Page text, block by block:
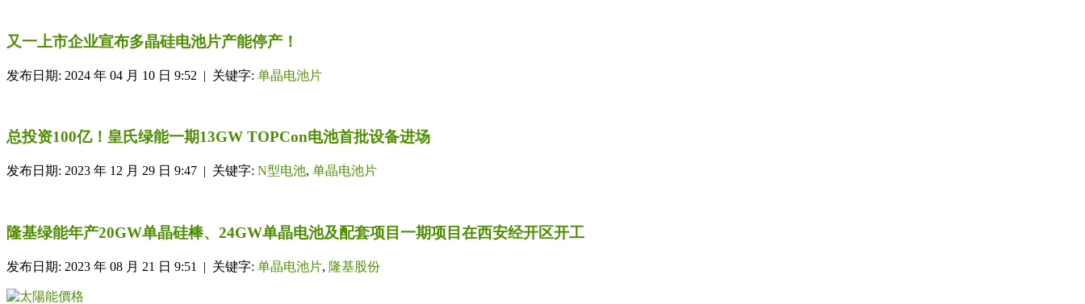
又一上市企业宣布多晶硅电池片产能停产！
发布日期: 2024 年 04 月 10 日 9:52 | 关键字: 单晶电池片
总投资100亿！皇氏绿能一期13GW TOPCon电池首批设备进场
发布日期: 2023 年 12 月 29 日 9:47 | 关键字: N型电池, 单晶电池片
隆基绿能年产20GW单晶硅棒、24GW单晶电池及配套项目一期项目在西安经开区开工
发布日期: 2023 年 08 月 21 日 9:51 | 关键字: 单晶电池片, 隆基股份